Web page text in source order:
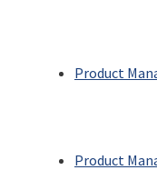
Product
Product